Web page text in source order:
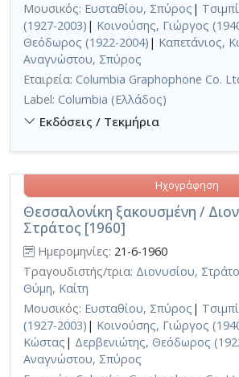
Μουσικός: Ευσταθίου, Σπύρος |
(1927-2003) | Κοινούσης, Γιώργος
Θεόδωρος (1922-2004) | Καπετάνιος,
Αναγνώστου, Σπύρος
Εταιρεία: Columbia Graphophone Co.
Label: Columbia (Ελλάδος)
Εκδόσεις / Τεκμήρια
Θεσσαλονίκη ξακουσμένη /
Στράτος [1960]
Ηχογράφηση
Ημερομηνίες: 21-6-1960
Τραγουδιστής/τρια: Διονυσίου,
Θύμη, Καίτη
Μουσικός: Ευσταθίου, Σπύρος |
(1927-2003) | Κοινούσης, Γιώργος
Κώστας | Δερβενιώτης, Θεόδωρος
Αναγνώστου, Σπύρος